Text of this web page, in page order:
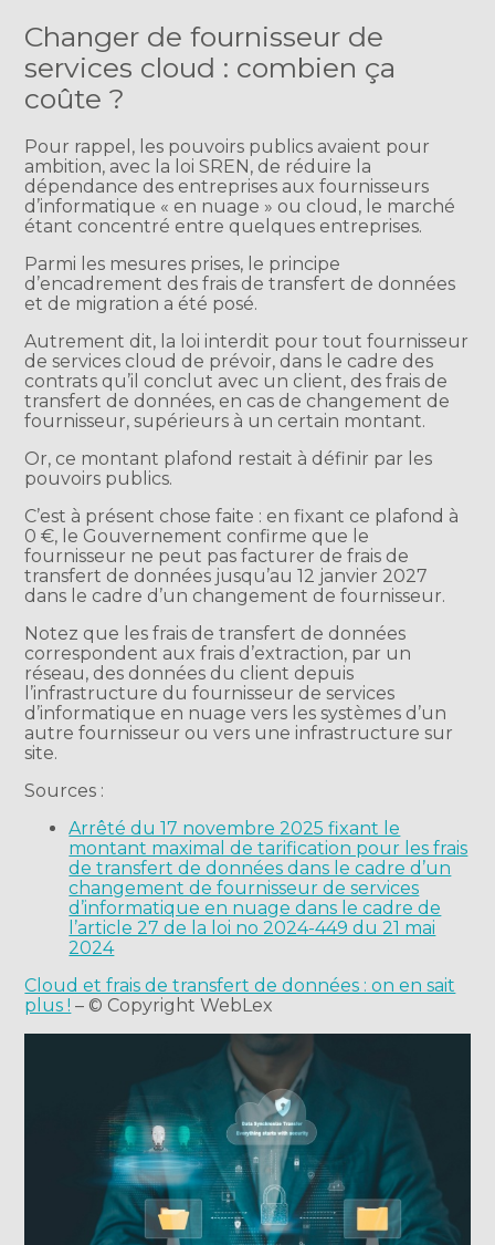
Changer de fournisseur de
services cloud : combien ça
coûte ?
Pour rappel, les pouvoirs publics avaient pour
ambition, avec la loi SREN, de réduire la
dépendance des entreprises aux fournisseurs
d’informatique « en nuage » ou cloud, le marché
étant concentré entre quelques entreprises.
Parmi les mesures prises, le principe
d’encadrement des frais de transfert de données
et de migration a été posé.
Autrement dit, la loi interdit pour tout fournisseur
de services cloud de prévoir, dans le cadre des
contrats qu’il conclut avec un client, des frais de
transfert de données, en cas de changement de
fournisseur, supérieurs à un certain montant.
Or, ce montant plafond restait à définir par les
pouvoirs publics.
C’est à présent chose faite : en fixant ce plafond à
0 €, le Gouvernement confirme que le
fournisseur ne peut pas facturer de frais de
transfert de données jusqu’au 12 janvier 2027
dans le cadre d’un changement de fournisseur.
Notez que les frais de transfert de données
correspondent aux frais d’extraction, par un
réseau, des données du client depuis
l’infrastructure du fournisseur de services
d’informatique en nuage vers les systèmes d’un
autre fournisseur ou vers une infrastructure sur
site.
Sources :
Arrêté du 17 novembre 2025 fixant le
montant maximal de tarification pour les frais
de transfert de données dans le cadre d’un
changement de fournisseur de services
d’informatique en nuage dans le cadre de
l’article 27 de la loi no 2024-449 du 21 mai
2024
Cloud et frais de transfert de données : on en sait
plus ! – © Copyright WebLex